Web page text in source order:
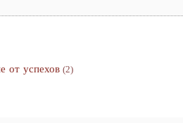
от успехов (2)